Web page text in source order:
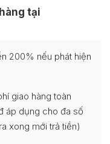
tại
200% nếu phát hiện
giao hàng toàn
áp dụng cho đa số
xong mới trả tiền)